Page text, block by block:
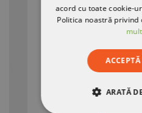
acord cu toate cookie-
Politica noastră
ARATĂ